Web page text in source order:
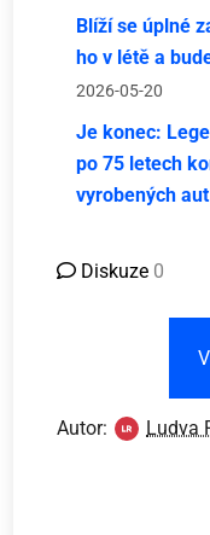
Blíží se úplné
ho v létě a
2026-05-20
Je konec:
po 75 letech
vyrobených aut
Diskuze 0
Autor: Ludva